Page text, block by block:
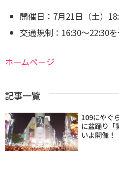
開催日：7月21日（土）
交通規制：16:30〜22:30
ホームページ
記事一覧
109にやぐ
に盆踊り「
いよ開催！